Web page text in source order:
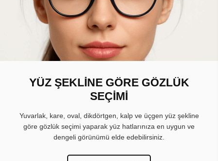
YÜZ ŞEKLİNE GÖRE GÖZLÜK
SEÇİMİ
Yuvarlak, kare, oval, dikdörtgen, kalp ve üçgen yüz şekline
göre gözlük seçimi yaparak yüz hatlarınıza en uygun ve
dengeli görünümü elde edebilirsiniz.